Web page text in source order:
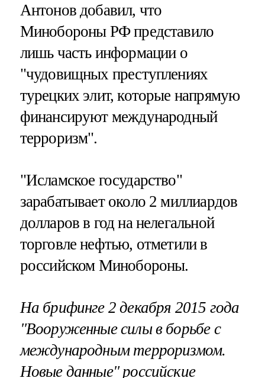
Антонов добавил, что
Минобороны РФ представило
лишь часть информации о
"чудовищных преступлениях
турецких элит, которые напрямую
финансируют международный
терроризм".
"Исламское государство"
зарабатывает около 2 миллиардов
долларов в год на нелегальной
торговле нефтью, отметили в
российском Минобороны.
На брифинге 2 декабря 2015 года
"Вооруженные силы в борьбе с
международным терроризмом.
Новые данные" российские